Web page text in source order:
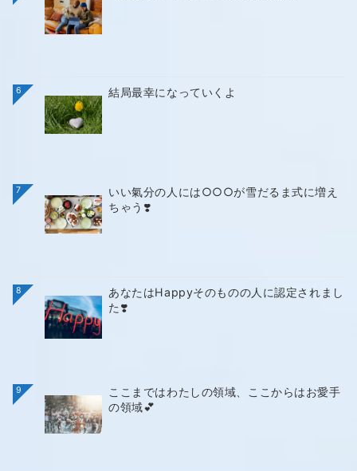
6 結局最幸になっていくよ
7
いい氣分の人には○○○が雪だるま式に増え
ちゃう❣️
8
あなたはHappyそのものの人に認定されまし
た❣️
9
ここまではわたしの領域、ここからはお愛手
の領域💕